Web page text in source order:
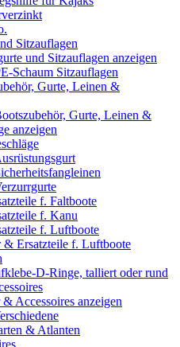
Sitzauflagen
und Sitzauflagen anzeigen
Schaum Sitzauflagen
Gurte, Leinen &
Gurte, Leinen &
anzeigen
f. Faltboote
f. Kanu
f. Luftboote
& Ersatzteile f. Luftboote
D-Ringe, talliert oder rund
Accessoires anzeigen
& Atlanten